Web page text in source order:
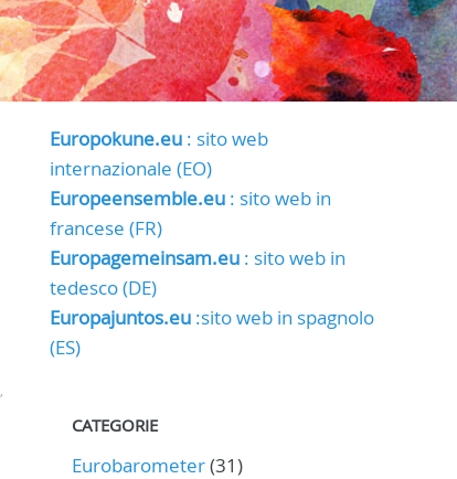
,
Europokune.eu: sito web
internazionale (EO)
Europeensemble.eu: sito web in
francese (FR)
Europagemeinsam.eu: sito web in
tedesco (DE)
Europajuntos.eu:sito web in spagnolo
(ES)
CATEGORIE
Eurobarometer(31)